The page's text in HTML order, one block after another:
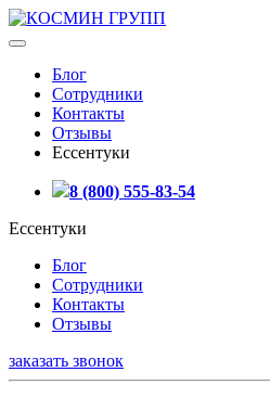
Блог
Сотрудники
Контакты
Отзывы
Ессентуки
8 (800) 555-83-54
Ессентуки
Блог
Сотрудники
Контакты
Отзывы
заказать звонок